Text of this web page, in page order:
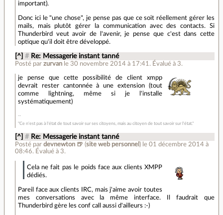
important).
Donc ici le "une chose", je pense pas que ce soit réellement gérer les
mails, mais plutôt gérer la communication avec des contacts. Si
Thunderbird veut avoir de l'avenir, je pense que c'est dans cette
optique qu'il doit être développé.
[^] # Re: Messagerie instant tanné
Posté par zurvan le 30 novembre 2014 à 17:41 . Évalué à 3.
je pense que cette possibilité de client xmpp
devrait rester cantonnée à une extension (tout
comme lightning, même si je l'installe
systématiquement)
"Ce n'est pas à l'état de tout savoir sur ses citoyens, mais au citoyen de tout savoir sur l'état."
[^] # Re: Messagerie instant tanné
Posté par devnewton 🍺 (site web personnel ) le 01 décembre 2014 à
08:46. Évalué à 3.
Cela ne fait pas le poids face aux clients XMPP
dédiés.
Pareil face aux clients IRC, mais j'aime avoir toutes
mes conversations avec la même interface. Il faudrait que
Thunderbird gère les conf call aussi d'ailleurs :-)